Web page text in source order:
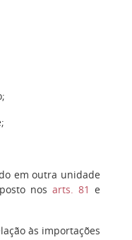
em outra unidade
nos arts. 81 e
às importações